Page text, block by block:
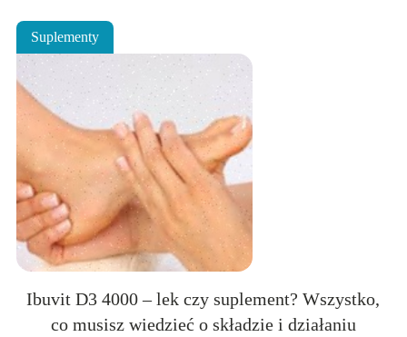
Suplementy
Ibuvit D3 4000 – lek czy suplement? Wszystko,
co musisz wiedzieć o składzie i działaniu